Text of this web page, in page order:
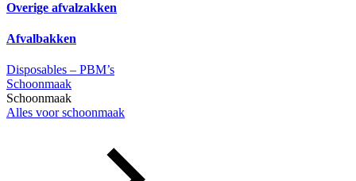
Overige afvalzakken
Afvalbakken
Disposables – PBM’s
Schoonmaak
Schoonmaak
Alles voor schoonmaak